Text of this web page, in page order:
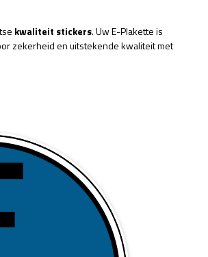
kwaliteit stickers. Uw E-Plakette is
zekerheid en uitstekende kwaliteit met